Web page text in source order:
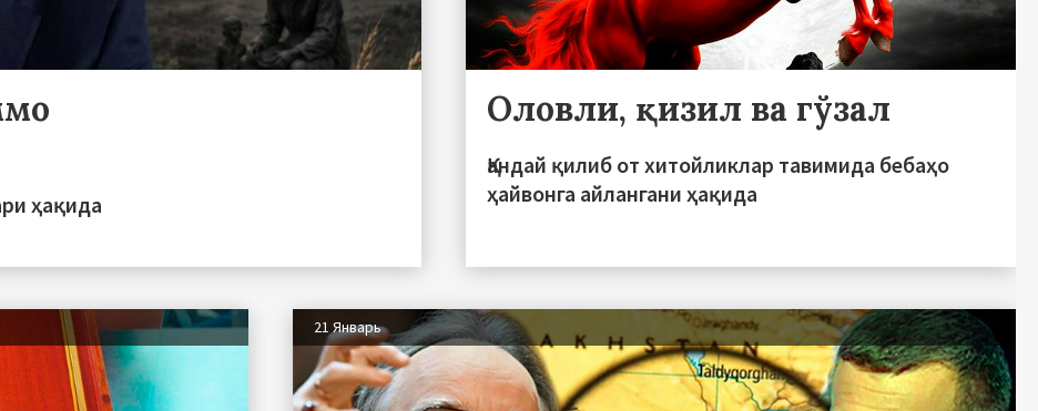
ҳақида
Оловли, қизил ва гўзал
Қандай қилиб от хитойликлар тавимида бебаҳо
ҳайвонга айлангани ҳақида
21 Январь